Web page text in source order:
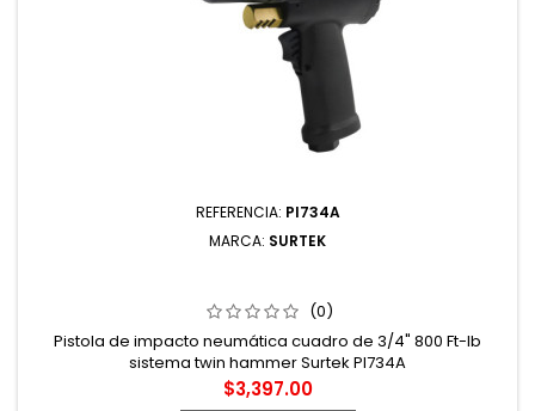
REFERENCIA: PI734A
MARCA: SURTEK
(0)
Pistola de impacto neumática cuadro de 3/4" 800 Ft-lb
sistema twin hammer Surtek PI734A
Precio
$3,397.00